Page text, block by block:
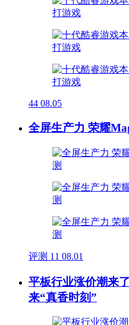
44 08.05
全屏生产力 荣耀
评测 11 08.01
平板行业涨价潮来
来“真香时刻”